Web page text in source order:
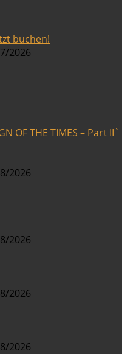
buchen!
2026
OF THE TIMES – Part II`
2026
2026
2026
2026